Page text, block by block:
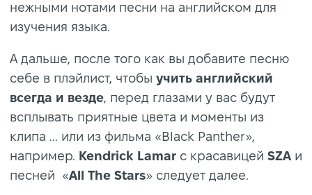
нежными нотами песни на английском для
изучения языка.
А дальше, после того как вы добавите песню
себе в плэйлист, чтобы учить английский
всегда и везде, перед глазами у вас будут
всплывать приятные цвета и моменты из
клипа ... или из фильма «Black Panther»,
например. Kendrick Lamar с красавицей SZA и
песней
«All The Stars» следует далее.